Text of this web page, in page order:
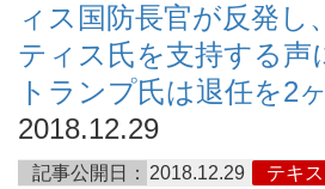
ィス国防長官が反発し
ティス氏を支持する声
トランプ氏は退任を2
2018.12.29
記事公開日： 2018.12.29 テキス